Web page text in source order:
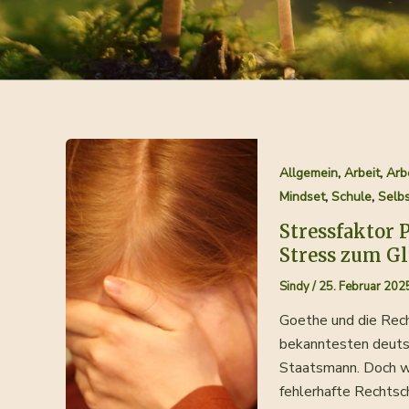
Allgemein, Arbeit,
Mindset, Schule,
Stressfaktor
Stress zum
Sindy/25. Februar
Goethe und die
bekanntesten
Staatsmann. Doch
fehlerhafte